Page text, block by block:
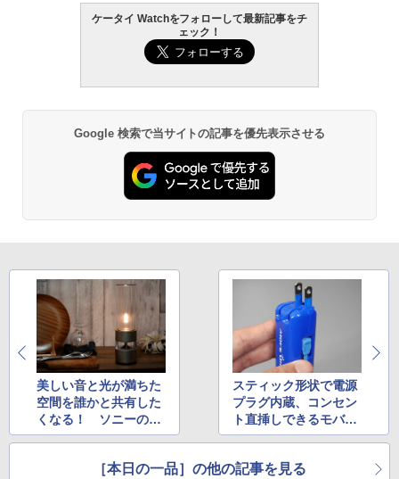
ケータイ Watchをフォローして最新記事をチ
ェック！
Google 検索で当サイトの記事を優先表示させる
美しい音と光が満ちた
空間を誰かと共有した
くなる！ ソニーの
「グラスサウンドスピ
スティック形状で電源
プラグ内蔵、コンセン
ト直挿しできるモバイ
ルバッテリー
［本日の一品］の他の記事を見る